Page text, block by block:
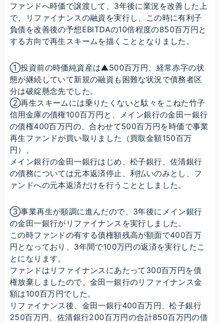
ファンドへ時価で譲渡して、3年後に業況を改善した上
で、リファイナンスの融資を実行し、この時に有利子
負債を改善後の予想EBITDAの10倍程度の850百万円と
する方向で再生スキームを描くこととなりました。
①投資前の時価純資産は▲500百万円、経常赤字の状
態が継続していて新規の融資も困難な状況で債務者区
分は破綻懸念先でした。
②再生スキームには乗りたくないと駄々をこねた竹子
信用金庫の債権100百万円と、メイン銀行の金田一銀行
の債権400百万円の、合わせて500百万円を時価で事業
再生ファンドが買い取りました（買取金額150百万
円）。
メイン銀行の金田一銀行はじめ、松子銀行、佐清銀行
の債務については元本返済停止、利払いのみとし、フ
ァンドへの元本返済だけを行うこととしました。
③事業再生が順調に進んだので、3年後にメイン銀行
の金田一銀行がリファイナンスを実行しました。
この時ファンドの有する債権額残高が額面で400百万
円となっており、3年間で100万円の返済を実行したこ
とになります。
ファンドはリファイナンスにあたって300百万円を債
権放棄しましたので、金田一銀行のリファイナンス金
額は100百万円でした。
リファイナンス後、金田一銀行400百万円、松子銀行
250百万円、佐清銀行200百万円の合計850百万円の借